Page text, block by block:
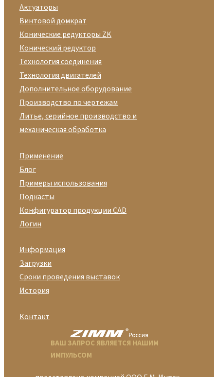
Актуаторы
Винтовой домкрат
Конические редукторы ZK
Конический редуктор
Технология соединения
Технология двигателей
Дополнительное оборудование
Производство по чертежам
Литье, серийное производство и
механическая обработка
Применение
Блог
Примеры использования
Подкасты
Конфигуратор продукции CAD
Логин
Информация
Загрузки
Сроки проведения выставок
История
Контакт
ВАШ ЗАПРОС ЯВЛЯЕТСЯ НАШИМ
ИМПУЛЬСОМ